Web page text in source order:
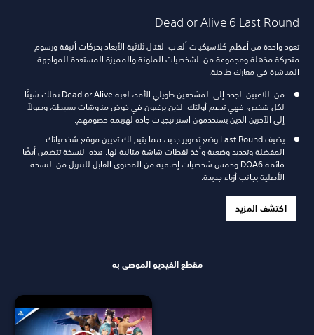
Dead or Alive 6 Last Round
تعود واحدة من أعظم كلاسيكيات ألعاب القتال ثلاثية الأبعاد بحركات أنيقة ورسوم
متحركة مذهلة ومجموعة من الشخصيات الملونة والمميزة المستعدة للمواجهة
المباشرة في معارك طاحنة.
من اللاعبين الجدد إلى المشجعين طويلي الأمد، لعبة Dead or Alive تملك شيئًا
لكل شخص، فهي تدعم أولئك الذين يرغبون في خوض مناوشات بسيطة، وصولاً
إلى الآخرين الذين يستخدمون استراتيجيات جادة لهزيمة خصومهم.
يضيف Last Round وضع تصوير جديد، مما يتيح لك تعيين موقع شخصياتك
المفضلة وتحديد وضعية وأخذ لقطات شاشة مثالية لها. هذه النسخة تتضمن أيضًا
قائمة DOA6 وخمس شخصيات إضافية من المحتوى القابل للتنزيل من النسخة
الأصلية بجانب أزياء جديدة.
اكتشف المزيد
مقطع الفيديو الموصى به